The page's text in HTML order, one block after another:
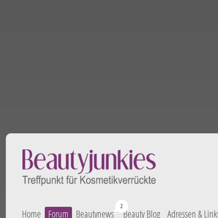
Home Forum Beautynews Beauty Blog Adressen &